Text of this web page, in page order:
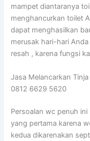
mampet diantaranya
menghancurkan toilet
dapat menghasilkan
merusak hari-hari
resah , karena fungsi
Jasa Melancarkan
0812 6629 5620
Persoalan wc penuh
yang pertama karena
kedua dikarenakan